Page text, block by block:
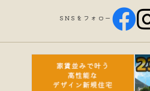
SNSをフォロー